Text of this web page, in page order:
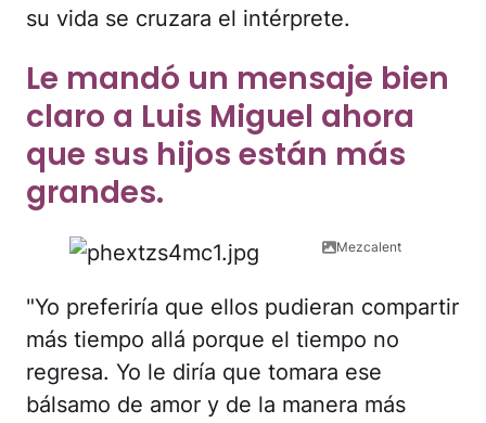
su vida se cruzara el intérprete.
Le mandó un mensaje bien
claro a Luis Miguel ahora
que sus hijos están más
grandes.
Mezcalent
"Yo preferiría que ellos pudieran compartir
más tiempo allá porque el tiempo no
regresa. Yo le diría que tomara ese
bálsamo de amor y de la manera más